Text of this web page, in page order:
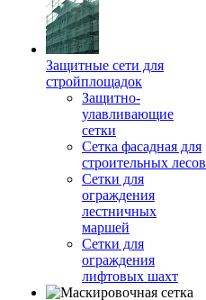
Защитные сети для
стройплощадок
Защитно-
улавливающие
сетки
Сетка фасадная для
строительных лесов
Сетки для
ограждения
лестничных
маршей
Сетки для
ограждения
лифтовых шахт